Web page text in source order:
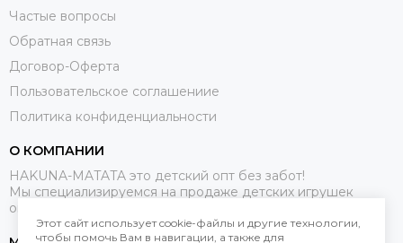
Частые вопросы
Обратная связь
Договор-Оферта
Пользовательское соглашениие
Политика конфиденциальности
О КОМПАНИИ
HAKUNA-MATATA это детский опт без забот!
Мы специализируемся на продаже детских игрушек
оптом.
Этот сайт использует cookie-файлы и другие технологии,
чтобы помочь Вам в навигации, а также для